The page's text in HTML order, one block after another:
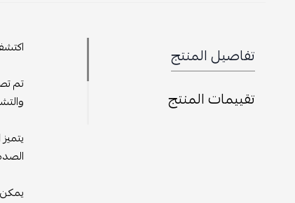
تفاصيل المنتج
تقييمات المنتج
تم